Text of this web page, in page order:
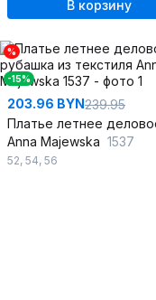
В корзину
%
-15%
203.96 BYN239.95
Anna Majewska 1537
52, 54, 56